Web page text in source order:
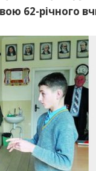
62-річного